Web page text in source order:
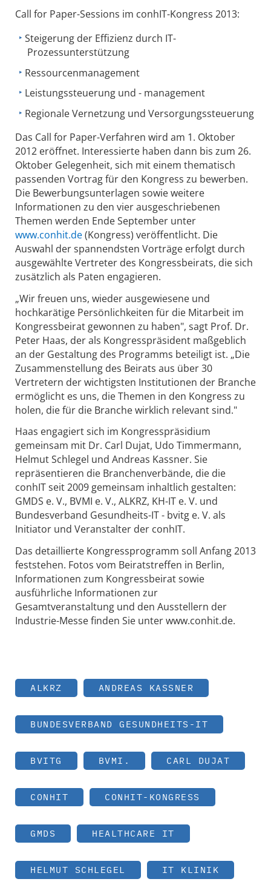
Call for Paper-Sessions im conhIT-Kongress 2013:
Steigerung der Effizienz durch IT-
Prozessunterstützung
Ressourcenmanagement
Leistungssteuerung und - management
Regionale Vernetzung und Versorgungssteuerung
Das Call for Paper-Verfahren wird am 1. Oktober
2012 eröffnet. Interessierte haben dann bis zum 26.
Oktober Gelegenheit, sich mit einem thematisch
passenden Vortrag für den Kongress zu bewerben.
Die Bewerbungsunterlagen sowie weitere
Informationen zu den vier ausgeschriebenen
Themen werden Ende September unter
www.conhit.de(Kongress) veröffentlicht. Die
Auswahl der spannendsten Vorträge erfolgt durch
ausgewählte Vertreter des Kongressbeirats, die sich
zusätzlich als Paten engagieren.
„Wir freuen uns, wieder ausgewiesene und
hochkarätige Persönlichkeiten für die Mitarbeit im
Kongressbeirat gewonnen zu haben", sagt Prof. Dr.
Peter Haas, der als Kongresspräsident maßgeblich
an der Gestaltung des Programms beteiligt ist. „Die
Zusammenstellung des Beirats aus über 30
Vertretern der wichtigsten Institutionen der Branche
ermöglicht es uns, die Themen in den Kongress zu
holen, die für die Branche wirklich relevant sind."
Haas engagiert sich im Kongresspräsidium
gemeinsam mit Dr. Carl Dujat, Udo Timmermann,
Helmut Schlegel und Andreas Kassner. Sie
repräsentieren die Branchenverbände, die die
conhIT seit 2009 gemeinsam inhaltlich gestalten:
GMDS e. V., BVMI e. V., ALKRZ, KH-IT e. V. und
Bundesverband Gesundheits-IT - bvitg e. V. als
Initiator und Veranstalter der conhIT.
Das detaillierte Kongressprogramm soll Anfang 2013
feststehen. Fotos vom Beiratstreffen in Berlin,
Informationen zum Kongressbeirat sowie
ausführliche Informationen zur
Gesamtveranstaltung und den Ausstellern der
Industrie-Messe finden Sie unter www.conhit.de.
ALKRZ ANDREAS KASSNER
BUNDESVERBAND GESUNDHEITS-IT
BVITG BVMI. CARL DUJAT
CONHIT CONHIT-KONGRESS
GMDS HEALTHCARE IT
HELMUT SCHLEGEL IT KLINIK